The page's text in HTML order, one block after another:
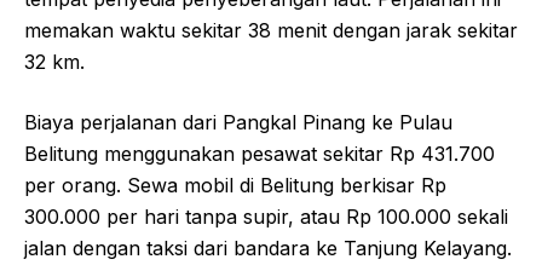
memakan waktu sekitar 38 menit dengan jarak sekitar
32 km.
Biaya perjalanan dari Pangkal Pinang ke Pulau
Belitung menggunakan pesawat sekitar Rp 431.700
per orang. Sewa mobil di Belitung berkisar Rp
300.000 per hari tanpa supir, atau Rp 100.000 sekali
jalan dengan taksi dari bandara ke Tanjung Kelayang.